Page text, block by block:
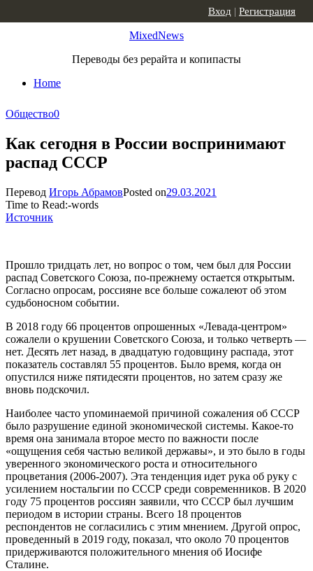
MixedNews
Переводы без рерайта и копипасты
Home
Вход | Регистрация
Общество0
Как сегодня в России воспринимают
распад СССР
Перевод Игорь АбрамовPosted on29.03.2021
Time to Read:-words
Источник
Прошло тридцать лет, но вопрос о том, чем был для России
распад Советского Союза, по-прежнему остается открытым.
Согласно опросам, россияне все больше сожалеют об этом
судьбоносном событии.
В 2018 году 66 процентов опрошенных «Левада-центром»
сожалели о крушении Советского Союза, и только четверть —
нет. Десять лет назад, в двадцатую годовщину распада, этот
показатель составлял 55 процентов. Было время, когда он
опустился ниже пятидесяти процентов, но затем сразу же
вновь подскочил.
Наиболее часто упоминаемой причиной сожаления об СССР
было разрушение единой экономической системы. Какое-то
время она занимала второе место по важности после
«ощущения себя частью великой державы», и это было в годы
уверенного экономического роста и относительного
процветания (2006-2007). Эта тенденция идет рука об руку с
усилением ностальгии по СССР среди современников. В 2020
году 75 процентов россиян заявили, что СССР был лучшим
периодом в истории страны. Всего 18 процентов
респондентов не согласились с этим мнением. Другой опрос,
проведенный в 2019 году, показал, что около 70 процентов
придерживаются положительного мнения об Иосифе
Сталине.